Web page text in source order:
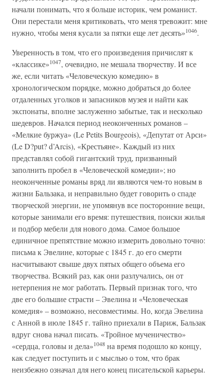
начали понимать, что я больше историк, чем романист.
Они перестали меня критиковать, что меня тревожит: мне
нужно, чтобы меня кусали за пятки еще лет десять»1046.
Уверенность в том, что его произведения причислят к
«классике»1047, очевидно, не мешала творчеству. И все
же, если читать «Человеческую комедию» в
хронологическом порядке, можно добраться до более
отдаленных уголков и запасников музея и найти как
экспонаты, вполне заслуженно забытые, так и несколько
шедевров. Начался период неоконченных романов –
«Мелкие буржуа» (Le Petits Bourgeois), «Депутат от Арси»
(Le D?put? d’Arcis), «Крестьяне». Каждый из них
представлял собой гигантский труд, призванный
заполнить пробел в «Человеческой комедии»; но
неоконченные романы вряд ли являются чем-то новым в
жизни Бальзака, и неправильно будет говорить о спаде
творческой энергии, не упомянув все посторонние вещи,
которые занимали его время: путешествия, поиски жилья
и подбор мебели для нового дома. Самое большое
единичное препятствие можно измерить довольно точно:
письма к Эвелине, которые с 1845 г. до его смерти
насчитывают свыше двух пятых общего объема его
творчества. Всякий раз, как они разлучались, он от
нетерпения не мог работать. Первый признак того, что
две его большие страсти – Эвелина и «Человеческая
комедия» – возможно, несовместимы. Но, когда Эвелина
с Анной в июле 1845 г. тайно приехали в Париж, Бальзак
вдруг снова начал писать. «Тройное мученичество»
«сердца, головы и дела»1048 на время подошло ко концу,
как следует поступить и с мыслью о том, что брак
неизбежно означал для него конец писательской карьеры.